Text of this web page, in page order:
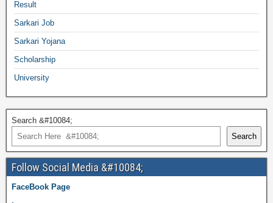
Result
Sarkari Job
Sarkari Yojana
Scholarship
University
Search &#10084;
Search
Follow Social Media &#10084;
FaceBook Page